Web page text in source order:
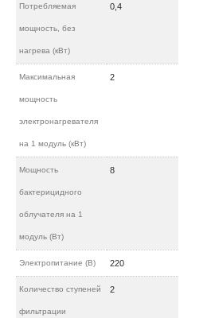
Потребляемая
мощность, без
нагрева (кВт)
0,4
Максимальная
мощность
электронагревателя
на 1 модуль (кВт)
2
Мощность
бактерицидного
облучателя на 1
модуль (Вт)
8
Электропитание (В) 220
Количество ступеней
фильтрации
2